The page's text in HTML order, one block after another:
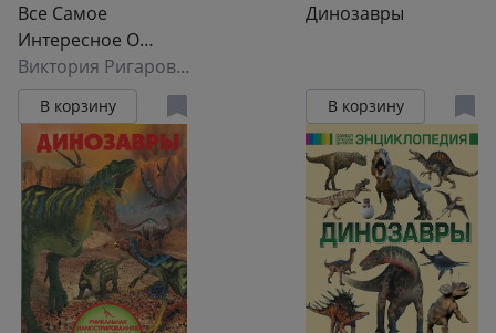
Все Самое
Интересное О
динозаврах в
одной книге
Виктория Ригарович
В корзину
Динозавры
В корзину